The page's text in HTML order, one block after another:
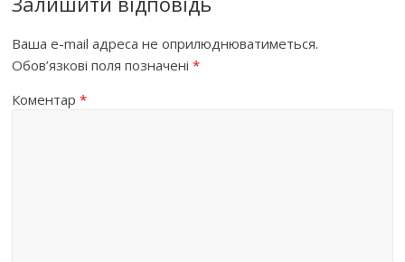
Ваша e-mail адреса не оприлюднюватиметься.
Обов’язкові поля позначені*
Коментар*